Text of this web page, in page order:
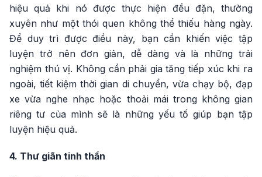
hiệu quả khi nó được thực hiện đều đặn, thường
xuyên như một thói quen không thể thiếu hàng ngày.
Để duy trì được điều này, bạn cần khiến việc tập
luyện trở nên đơn giản, dễ dàng và là những trải
nghiệm thú vị. Không cần phải gia tăng tiếp xúc khi ra
ngoài, tiết kiệm thời gian di chuyển, vừa chạy bộ, đạp
xe vừa nghe nhạc hoặc thoải mái trong không gian
riêng tư của mình sẽ là những yếu tố giúp bạn tập
luyện hiệu quả.
4. Thư giãn tinh thần